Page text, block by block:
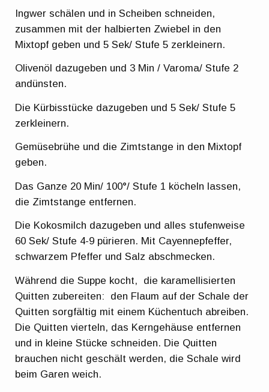
Ingwer schälen und in Scheiben schneiden,
zusammen mit der halbierten Zwiebel in den
Mixtopf geben und 5 Sek/ Stufe 5 zerkleinern.
Olivenöl dazugeben und 3 Min / Varoma/ Stufe 2
andünsten.
Die Kürbisstücke dazugeben und 5 Sek/ Stufe 5
zerkleinern.
Gemüsebrühe und die Zimtstange in den Mixtopf
geben.
Das Ganze 20 Min/ 100°/ Stufe 1 köcheln lassen,
die Zimtstange entfernen.
Die Kokosmilch dazugeben und alles stufenweise
60 Sek/ Stufe 4-9 pürieren. Mit Cayennepfeffer,
schwarzem Pfeffer und Salz abschmecken.
Während die Suppe kocht, die karamellisierten
Quitten zubereiten: den Flaum auf der Schale der
Quitten sorgfältig mit einem Küchentuch abreiben.
Die Quitten vierteln, das Kerngehäuse entfernen
und in kleine Stücke schneiden. Die Quitten
brauchen nicht geschält werden, die Schale wird
beim Garen weich.